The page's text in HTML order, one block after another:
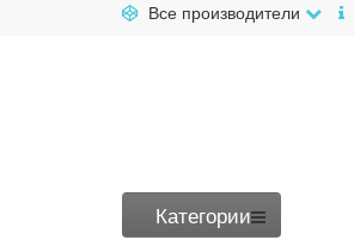
Все производители
Категории